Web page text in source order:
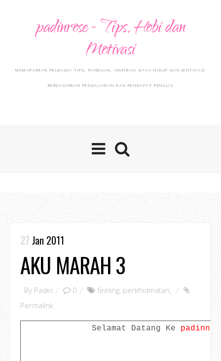
padinrose - Tips, Hobi dan
Motivasi
MEMAPARKAN PELBAGAI TIPS, PANDUAN, INSPIRASI GAYA HIDUP DAN MOTIVASI
BERDASARKAN PENGALAMAN DAN PENDAPAT PENULIS
27 Jan 2011
AKU MARAH 3
By Padin 0 feeling, perkhidmatan,
Permalink
Selamat Datang Ke